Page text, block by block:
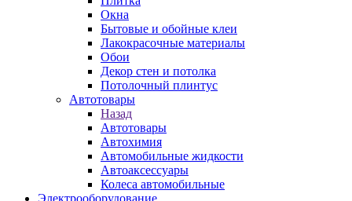
Окна
Бытовые и обойные клеи
Лакокрасочные материалы
Обои
Декор стен и потолка
Потолочный плинтус
Автотовары
Назад
Автотовары
Автохимия
Автомобильные жидкости
Автоаксессуары
Колеса автомобильные
Электрооборудование